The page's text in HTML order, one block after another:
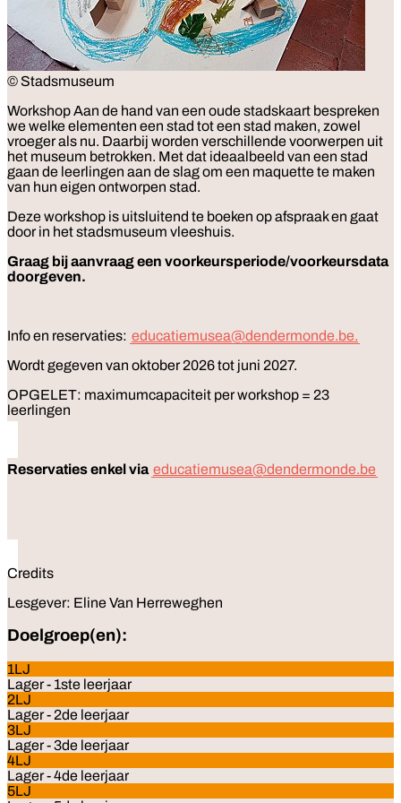
© Stadsmuseum
WorkshopAan de hand van een oude stadskaart bespreken
we welke elementen een stad tot een stad maken, zowel
vroeger als nu. Daarbij worden verschillende voorwerpen uit
het museum betrokken. Met dat ideaalbeeld van een stad
gaan de leerlingen aan de slag om een maquette te maken
van hun eigen ontworpen stad.
Deze workshop is uitsluitend te boeken op afspraak en gaat
door in het stadsmuseum vleeshuis.
Graag bij aanvraag een voorkeursperiode/voorkeursdata
doorgeven.
Info en reservaties: educatiemusea@dendermonde.be.
Wordt gegeven van oktober 2026 tot juni 2027.
OPGELET: maximumcapaciteit per workshop = 23
leerlingen
Reservaties enkel via educatiemusea@dendermonde.be
Credits
Lesgever: Eline Van Herreweghen
Doelgroep(en):
1LJ
Lager - 1ste leerjaar
2LJ
Lager - 2de leerjaar
3LJ
Lager - 3de leerjaar
4LJ
Lager - 4de leerjaar
5LJ